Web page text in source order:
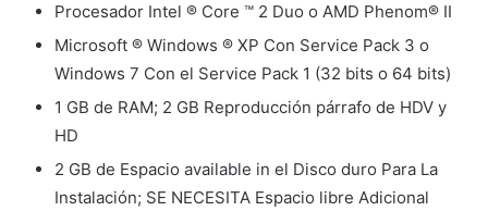
Procesador Intel ® Core ™ 2 Duo o AMD Phenom® II
Microsoft ® Windows ® XP Con Service Pack 3 o
Windows 7 Con el Service Pack 1 (32 bits o 64 bits)
1 GB de RAM; 2 GB Reproducción párrafo de HDV y
HD
2 GB de Espacio available in el Disco duro Para La
Instalación; SE NECESITA Espacio libre Adicional